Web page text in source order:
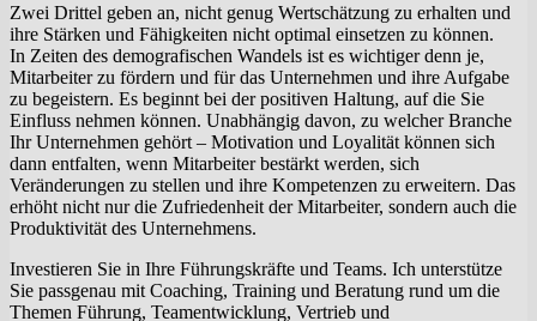
Zwei Drittel geben an, nicht genug Wertschätzung zu erhalten und
ihre Stärken und Fähigkeiten nicht optimal einsetzen zu können.
In Zeiten des demografischen Wandels ist es wichtiger denn je,
Mitarbeiter zu fördern und für das Unternehmen und ihre Aufgabe
zu begeistern. Es beginnt bei der positiven Haltung, auf die Sie
Einfluss nehmen können. Unabhängig davon, zu welcher Branche
Ihr Unternehmen gehört – Motivation und Loyalität können sich
dann entfalten, wenn Mitarbeiter bestärkt werden, sich
Veränderungen zu stellen und ihre Kompetenzen zu erweitern. Das
erhöht nicht nur die Zufriedenheit der Mitarbeiter, sondern auch die
Produktivität des Unternehmens.
Investieren Sie in Ihre Führungskräfte und Teams. Ich unterstütze
Sie passgenau mit Coaching, Training und Beratung rund um die
Themen Führung, Teamentwicklung, Vertrieb und